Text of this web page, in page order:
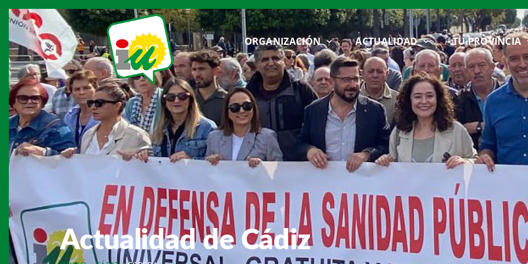
ORGANIZACIÓN ACTUALIDAD TU PROVINCIA
Actualidad de Cádiz